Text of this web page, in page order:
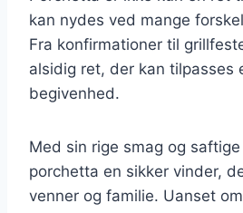
kan nydes ved mange
Fra konfirmationer til
alsidig ret, der kan tilpasses
begivenhed.
Med sin rige smag og
porchetta en sikker vinder,
venner og familie. Uanset